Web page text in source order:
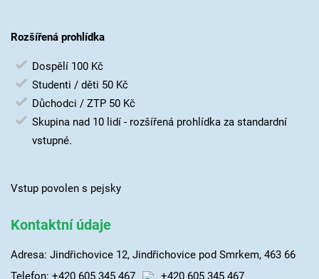
Rozšířená prohlídka
Dospělí 100 Kč
Studenti / děti 50 Kč
Důchodci / ZTP 50 Kč
Skupina nad 10 lidí - rozšířená prohlídka za standardní
vstupné.
Vstup povolen s pejsky
Kontaktní údaje
Adresa: Jindřichovice 12, Jindřichovice pod Smrkem, 463 66
Telefon: +420 605 345 467 +420 605 345 467